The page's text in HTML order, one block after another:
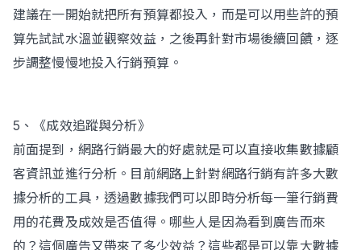
建議在一開始就把所有預算都投入，而是可以用些許的預
算先試試水溫並觀察效益，之後再針對市場後續回饋，逐
步調整慢慢地投入行銷預算。
5、《成效追蹤與分析》
前面提到，網路行銷最大的好處就是可以直接收集數據顧
客資訊並進行分析。目前網路上針對網路行銷有許多大數
據分析的工具，透過數據我們可以即時分析每一筆行銷費
用的花費及成效是否值得。哪些人是因為看到廣告而來
的？這個廣告又帶來了多少效益？這些都是可以靠大數據